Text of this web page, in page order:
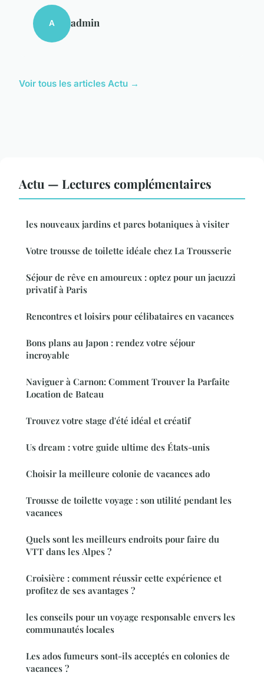
A admin
Voir tous les articles Actu →
Actu — Lectures complémentaires
les nouveaux jardins et parcs botaniques à visiter
Votre trousse de toilette idéale chez La Trousserie
Séjour de rêve en amoureux : optez pour un jacuzzi
privatif à Paris
Rencontres et loisirs pour célibataires en vacances
Bons plans au Japon : rendez votre séjour
incroyable
Naviguer à Carnon: Comment Trouver la Parfaite
Location de Bateau
Trouvez votre stage d'été idéal et créatif
Us dream : votre guide ultime des États-unis
Choisir la meilleure colonie de vacances ado
Trousse de toilette voyage : son utilité pendant les
vacances
Quels sont les meilleurs endroits pour faire du
VTT dans les Alpes ?
Croisière : comment réussir cette expérience et
profitez de ses avantages ?
les conseils pour un voyage responsable envers les
communautés locales
Les ados fumeurs sont-ils acceptés en colonies de
vacances ?